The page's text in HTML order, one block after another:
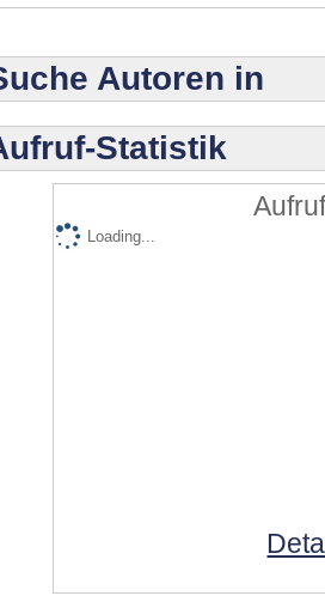
Autoren in
Statistik
Loading...